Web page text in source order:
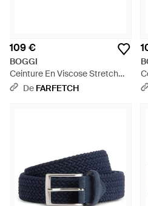
109 €
BOGGI
Ceinture En Viscose Stretch
Mélangée - Noir
De FARFETCH